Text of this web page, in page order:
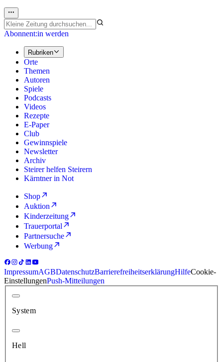
Abonnent:in werden
Rubriken
Orte
Themen
Autoren
Spiele
Podcasts
Videos
Rezepte
E-Paper
Club
Gewinnspiele
Newsletter
Archiv
Steirer helfen Steirern
Kärntner in Not
Shop
Auktion
Kinderzeitung
Trauerportal
Partnersuche
Werbung
ImpressumAGBDatenschutzBarrierefreiheitserklärungHilfeCookie-
EinstellungenPush-Mitteilungen
System
Hell